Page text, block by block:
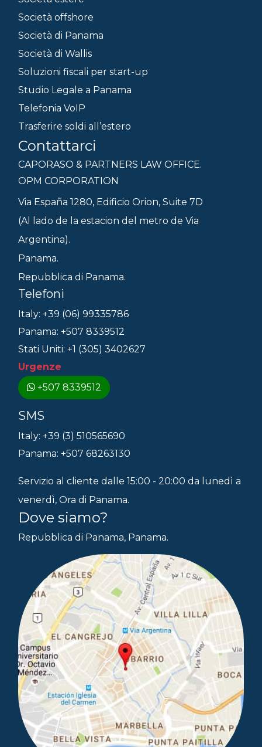
Società offshore
Società di Panama
Società di Wallis
Soluzioni fiscali per start-up
Studio Legale a Panama
Telefonia VoIP
Trasferire soldi all’estero
Contattarci
CAPORASO & PARTNERS LAW OFFICE.
OPM CORPORATION
Via España 1280, Edificio Orion, Suite 7D
(Al lado de la estacion del metro de Via
Argentina).
Panama.
Repubblica di Panama.
Telefoni
Italy: +39 (06) 99335786
Panama: +507 8339512
Stati Uniti: +1 (305) 3402627
Urgenze
+507 8339512
SMS
Italy: +39 (3) 510565690
Panama: +507 68263130
Servizio al cliente dalle 15:00 - 20:00 da lunedì a
venerdì, Ora di Panama.
Dove siamo?
Repubblica di Panama, Panama.